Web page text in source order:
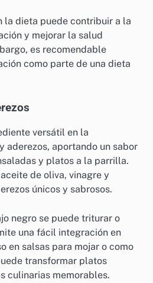
la dieta puede contribuir a la
y mejorar la salud
es recomendable
como parte de una dieta
versátil en la
aderezos, aportando un sabor
y platos a la parrilla.
de oliva, vinagre y
únicos y sabrosos.
negro se puede triturar o
una fácil integración en
en salsas para mojar o como
transformar platos
culinarias memorables.